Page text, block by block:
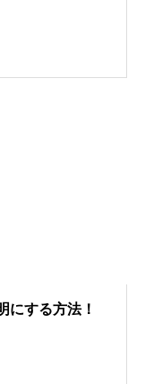
にする方法！